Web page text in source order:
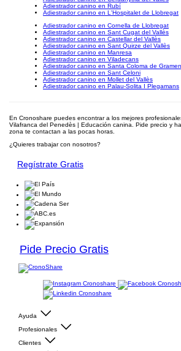
Adiestrador canino en Rubí
Adiestrador canino en L'Hospitalet de Llobregat
Adiestrador canino en Cornella de Llobregat
Adiestrador canino en Sant Cugat del Vallès
Adiestrador canino en Castellar del Vallès
Adiestrador canino en Sant Quirze del Vallès
Adiestrador canino en Manresa
Adiestrador canino en Viladecans
Adiestrador canino en Santa Coloma de
Adiestrador canino en Sant Celoni
Adiestrador canino en Mollet del Vallès
Adiestrador canino en Palau-Solita I Plegamans
En Cronoshare puedes encontrar a los mejores
Vilafranca del Penedès | Educación canina. Pide precio y
zona te contactan a las pocas horas.
¿Quieres trabajar con nosotros?
Regístrate Gratis
Pide Precio Gratis
Ayuda
Profesionales
Clientes